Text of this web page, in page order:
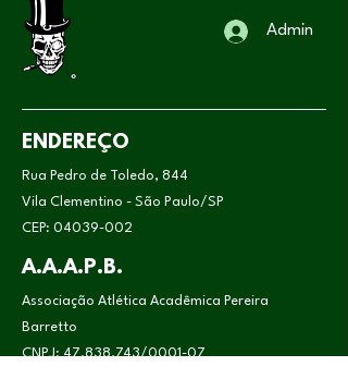
Admin
ENDEREÇO
Rua Pedro de Toledo, 844
Vila Clementino - São Paulo/SP
CEP: 04039-002
A.A.A.P.B.
Associação Atlética Acadêmica Pereira
Barretto
CNPJ:47.838.743/0001-07